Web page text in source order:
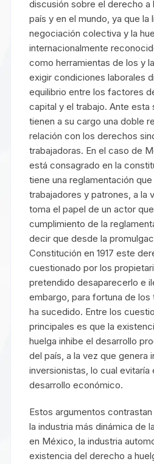
discusión sobre el derecho a
país y en el mundo, ya que la
negociación colectiva y la
internacionalmente
como herramientas de los y
exigir condiciones laborales
equilibrio entre los factores
capital y el trabajo. Ante esta
tienen a su cargo una doble
relación con los derechos
trabajadoras. En el caso de
está consagrado en la
tiene una reglamentación
trabajadores y patrones, a la
toma el papel de un actor
cumplimiento de la
decir que desde la
Constitución en 1917 este
cuestionado por los
pretendido desaparecerlo e
embargo, para fortuna de
ha sucedido. Entre los
principales es que la
huelga inhibe el desarrollo
del país, a la vez que genera
inversionistas, lo cual
desarrollo económico.
Estos argumentos
la industria más dinámica de
en México, la industria
existencia del derecho a